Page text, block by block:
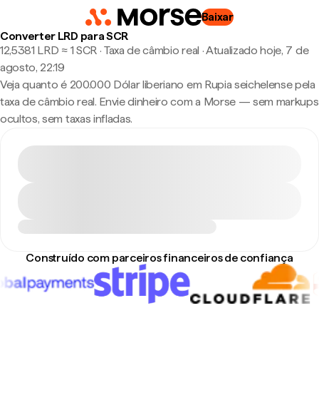
Baixar
Converter LRD para SCR
12,5381 LRD ≈ 1 SCR · Taxa de câmbio real ·Atualizado hoje, 7 de
agosto, 22:19
Veja quanto é 200.000 Dólar liberiano em Rupia seichelense pela
taxa de câmbio real. Envie dinheiro com a Morse — sem markups
ocultos, sem taxas infladas.
Construído com parceiros financeiros de confiança